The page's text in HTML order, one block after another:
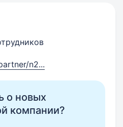
n2...
о новых
компании?